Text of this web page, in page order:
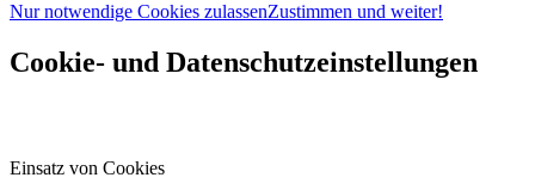
Nur notwendige Cookies zulassenZustimmen und weiter!
Cookie- und Datenschutzeinstellungen
Einsatz von Cookies